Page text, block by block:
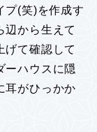
プ(笑)を作成す
辺から生えて
げて確認して
ーハウスに隠
耳がひっかか